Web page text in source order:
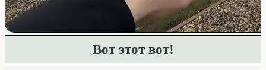
Вот этот вот!